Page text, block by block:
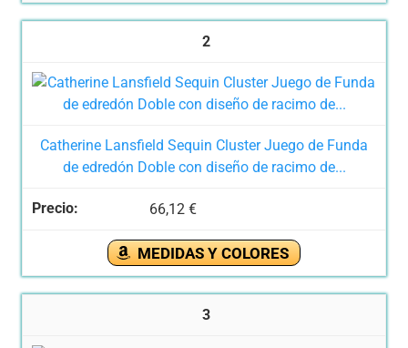
2
Catherine Lansfield Sequin Cluster Juego de Funda
de edredón Doble con diseño de racimo de...
66,12 €
MEDIDAS Y COLORES
3